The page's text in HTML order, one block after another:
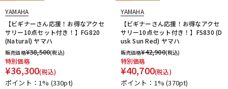
YAMAHA
【ビギナーさん応援！お得なアクセ
サリー10点セット付き！】FG820
(Natural) ヤマハ
販売価格¥38,500(税込)
特別価格
¥36,300(税込)
ポイント：1% (330pt)
YAMAHA
【ビギナーさん応援！お得なアクセ
サリー10点セット付き！】FS830 (D
usk Sun Red) ヤマハ
販売価格¥42,900(税込)
特別価格
¥40,700(税込)
ポイント：1%(370pt)